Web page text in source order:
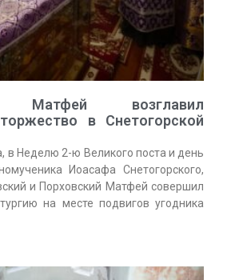
Матфей возглавил
в Снетогорской
в Неделю 2-ю Великого поста и день
Иоасафа Снетогорского,
и Порховский Матфей совершил
на месте подвигов угодника